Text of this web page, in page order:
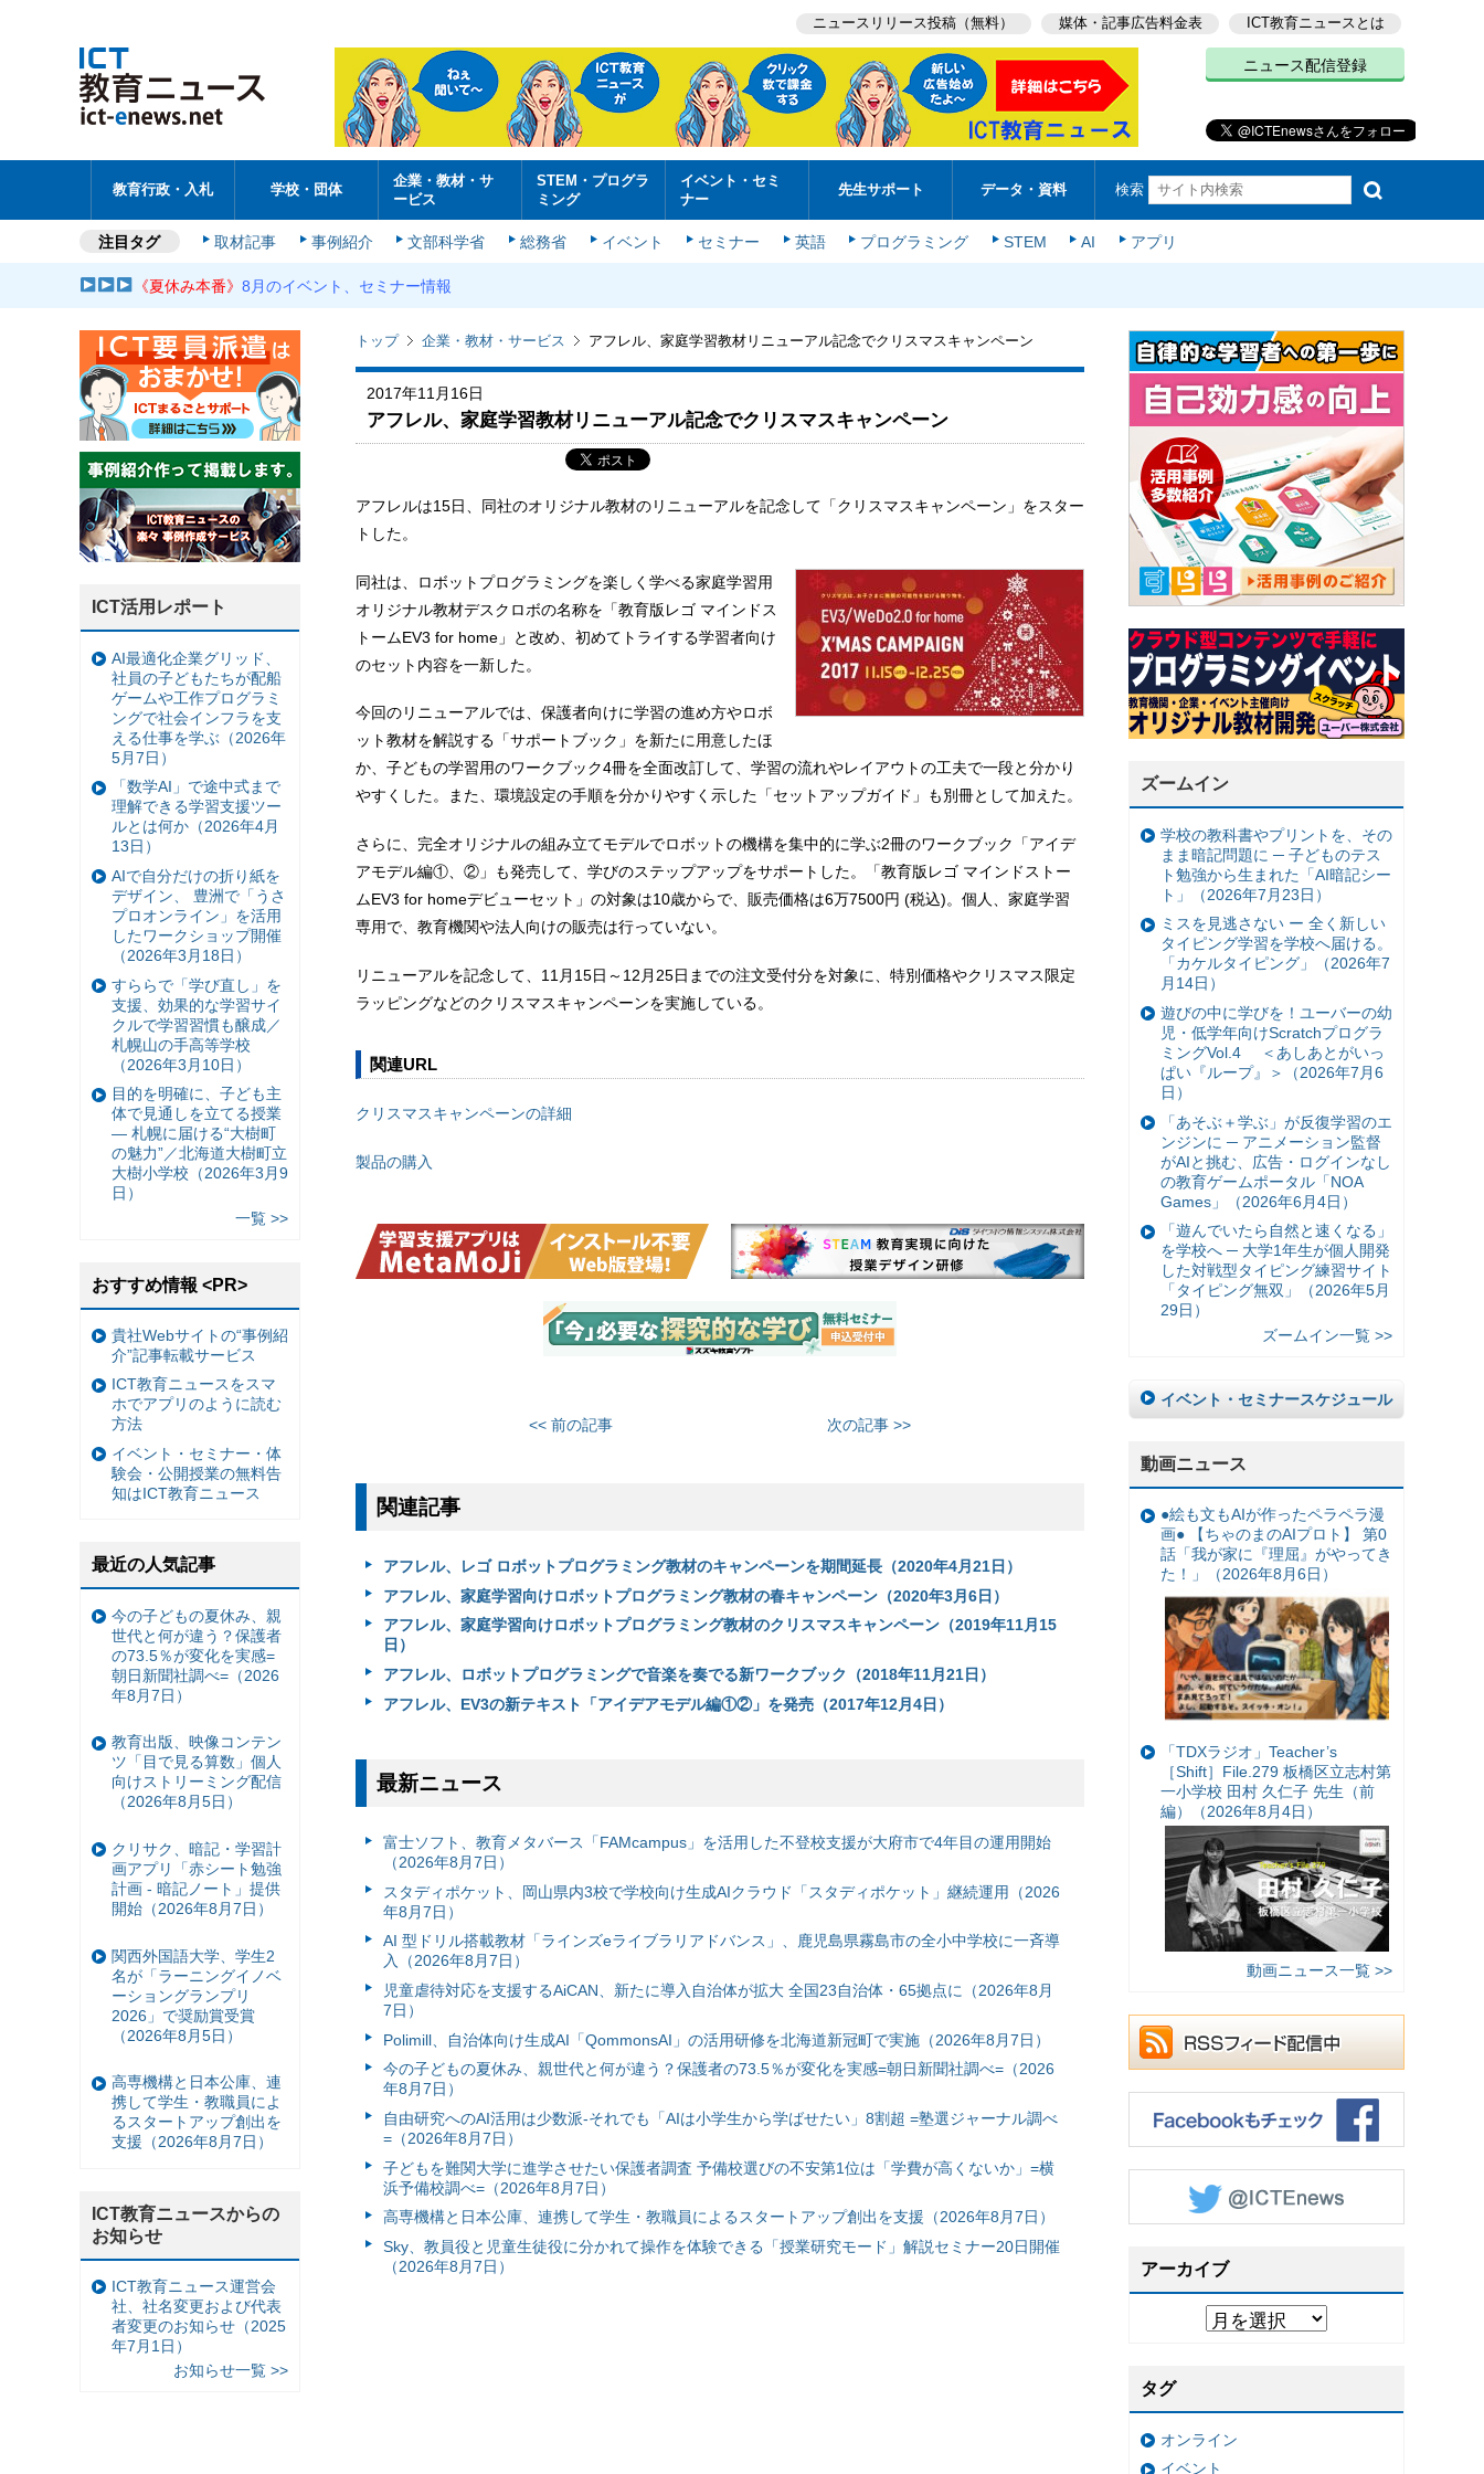
ニュースリリース投稿（無料） 媒体・記事広告料金表 ICT教育ニュースとは
ニュース配信登録
教育行政・入札 学校・団体
企業・教材・サ
ービス
STEM・プログラ
ミング
イベント・セミ
ナー
先生サポート データ・資料 検索
注目タグ 取材記事 事例紹介 文部科学省 総務省 イベント セミナー 英語 プログラミング STEM AI アプリ
《夏休み本番》8月のイベント、セミナー情報
トップ 企業・教材・サービス アフレル、家庭学習教材リニューアル記念でクリスマスキャンペーン
2017年11月16日
アフレル、家庭学習教材リニューアル記念でクリスマスキャンペーン
アフレルは15日、同社のオリジナル教材のリニューアルを記念して「クリスマスキャンペーン」をスター
トした。
同社は、ロボットプログラミングを楽しく学べる家庭学習用
オリジナル教材デスクロボの名称を「教育版レゴ マインドス
トームEV3 for home」と改め、初めてトライする学習者向け
のセット内容を一新した。
今回のリニューアルでは、保護者向けに学習の進め方やロボ
ット教材を解説する「サポートブック」を新たに用意したほ
か、子どもの学習用のワークブック4冊を全面改訂して、学習の流れやレイアウトの工夫で一段と分かり
やすくした。また、環境設定の手順を分かりやすく示した「セットアップガイド」も別冊として加えた。
さらに、完全オリジナルの組み立てモデルでロボットの機構を集中的に学ぶ2冊のワークブック「アイデ
アモデル編①、②」も発売して、学びのステップアップをサポートした。「教育版レゴ マインドストー
ムEV3 for homeデビューセット」の対象は10歳からで、販売価格は6万7500円 (税込)。個人、家庭学習
専用で、教育機関や法人向けの販売は行っていない。
リニューアルを記念して、11月15日～12月25日までの注文受付分を対象に、特別価格やクリスマス限定
ラッピングなどのクリスマスキャンペーンを実施している。
関連URL
クリスマスキャンペーンの詳細
製品の購入
<< 前の記事 次の記事 >>
関連記事
アフレル、レゴ ロボットプログラミング教材のキャンペーンを期間延長（2020年4月21日）
アフレル、家庭学習向けロボットプログラミング教材の春キャンペーン（2020年3月6日）
アフレル、家庭学習向けロボットプログラミング教材のクリスマスキャンペーン（2019年11月15
日）
アフレル、ロボットプログラミングで音楽を奏でる新ワークブック（2018年11月21日）
アフレル、EV3の新テキスト「アイデアモデル編①②」を発売（2017年12月4日）
最新ニュース
富⼠ソフト、教育メタバース「FAMcampus」を活用した不登校支援が大府市で4年目の運用開始
（2026年8月7日）
スタディポケット、岡山県内3校で学校向け生成AIクラウド「スタディポケット」継続運用（2026
年8月7日）
AI 型ドリル搭載教材「ラインズeライブラリアドバンス」、鹿児島県霧島市の全小中学校に一斉導
入（2026年8月7日）
児童虐待対応を支援するAiCAN、新たに導入自治体が拡大 全国23自治体・65拠点に（2026年8月
7日）
Polimill、自治体向け生成AI「QommonsAI」の活用研修を北海道新冠町で実施（2026年8月7日）
今の子どもの夏休み、親世代と何が違う？保護者の73.5％が変化を実感=朝日新聞社調べ=（2026
年8月7日）
自由研究へのAI活用は少数派-それでも「AIは小学生から学ばせたい」8割超 =塾選ジャーナル調べ
=（2026年8月7日）
子どもを難関大学に進学させたい保護者調査 予備校選びの不安第1位は「学費が高くないか」=横
浜予備校調べ=（2026年8月7日）
高専機構と日本公庫、連携して学生・教職員によるスタートアップ創出を支援（2026年8月7日）
Sky、教員役と児童生徒役に分かれて操作を体験できる「授業研究モード」解説セミナー20日開催
（2026年8月7日）
ズームイン
学校の教科書やプリントを、その
まま暗記問題に ─ 子どものテス
ト勉強から生まれた「AI暗記シー
ト」（2026年7月23日）
ミスを見逃さない ー 全く新しい
タイピング学習を学校へ届ける。
「カケルタイピング」（2026年7
月14日）
遊びの中に学びを！ユーバーの幼
児・低学年向けScratchプログラ
ミングVol.4 ＜あしあとがいっ
ぱい『ループ』＞（2026年7月6
日）
「あそぶ＋学ぶ」が反復学習のエ
ンジンに ─ アニメーション監督
がAIと挑む、広告・ログインなし
の教育ゲームポータル「NOA
Games」（2026年6月4日）
「遊んでいたら自然と速くなる」
を学校へ ─ 大学1年生が個人開発
した対戦型タイピング練習サイト
「タイピング無双」（2026年5月
29日）
ズームイン一覧 >>
イベント・セミナースケジュール
動画ニュース
●絵も文もAIが作ったペラペラ漫
画● 【ちゃのまのAIプロト】 第0
話「我が家に『理屈』がやってき
た！」（2026年8月6日）
「TDXラジオ」Teacher’s
［Shift］File.279 板橋区立志村第
一小学校 田村 久仁子 先生（前
編）（2026年8月4日）
動画ニュース一覧 >>
アーカイブ
タグ
オンライン
イベント
ICT活用レポート
AI最適化企業グリッド、
社員の子どもたちが配船
ゲームや工作プログラミ
ングで社会インフラを支
える仕事を学ぶ（2026年
5月7日）
「数学AI」で途中式まで
理解できる学習支援ツー
ルとは何か（2026年4月
13日）
AIで自分だけの折り紙を
デザイン、 豊洲で「うさ
プロオンライン」を活用
したワークショップ開催
（2026年3月18日）
すららで「学び直し」を
支援、効果的な学習サイ
クルで学習習慣も醸成／
札幌山の手高等学校
（2026年3月10日）
目的を明確に、子ども主
体で見通しを立てる授業
— 札幌に届ける“大樹町
の魅力”／北海道大樹町立
大樹小学校（2026年3月9
日）
一覧 >>
おすすめ情報 <PR>
貴社Webサイトの“事例紹
介”記事転載サービス
ICT教育ニュースをスマ
ホでアプリのように読む
方法
イベント・セミナー・体
験会・公開授業の無料告
知はICT教育ニュース
最近の人気記事
今の子どもの夏休み、親
世代と何が違う？保護者
の73.5％が変化を実感=
朝日新聞社調べ=（2026
年8月7日）
教育出版、映像コンテン
ツ「目で見る算数」個人
向けストリーミング配信
（2026年8月5日）
クリサク、暗記・学習計
画アプリ「赤シート勉強
計画 - 暗記ノート」提供
開始（2026年8月7日）
関西外国語大学、学生2
名が「ラーニングイノベ
ーショングランプリ
2026」で奨励賞受賞
（2026年8月5日）
高専機構と日本公庫、連
携して学生・教職員によ
るスタートアップ創出を
支援（2026年8月7日）
ICT教育ニュースからの
お知らせ
ICT教育ニュース運営会
社、社名変更および代表
者変更のお知らせ（2025
年7月1日）
お知らせ一覧 >>